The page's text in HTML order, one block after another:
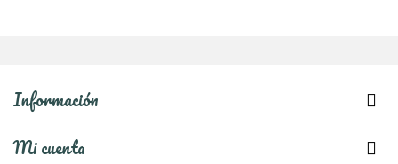
Información
Mi cuenta